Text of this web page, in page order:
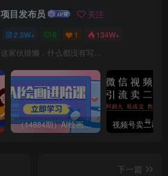
项目发布员 关注
2.3W+ 0 1 134W+
这家伙很懒，什么都没有写...
（14884期）AI绘画进阶课，涵盖电商摄影等多领域，PS操作与AI工具使用全面教学
下一篇